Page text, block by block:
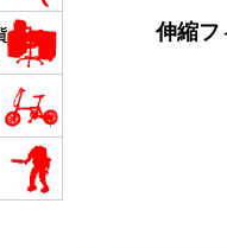
伸縮フ